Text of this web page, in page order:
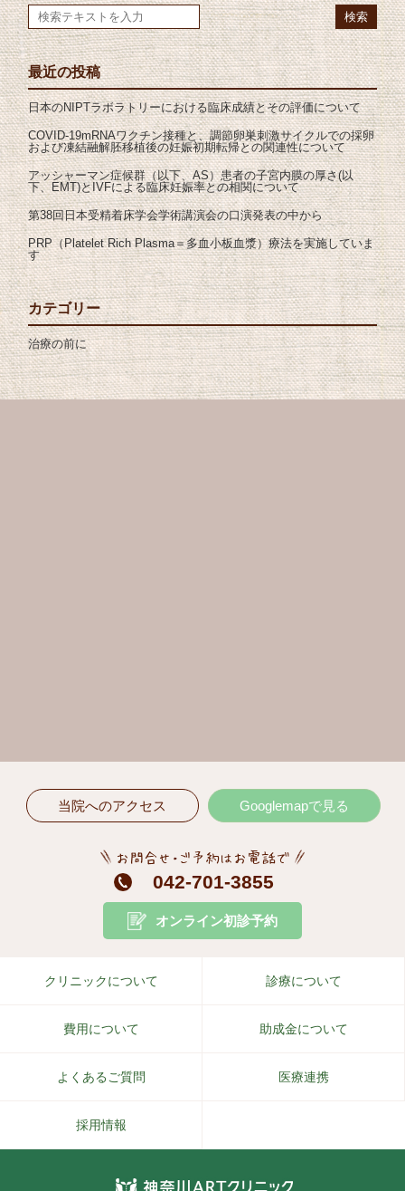
最近の投稿
日本のNIPTラボラトリーにおける臨床成績とその評価について
COVID-19mRNAワクチン接種と、調節卵巣刺激サイクルでの採卵
および凍結融解胚移植後の妊娠初期転帰との関連性について
アッシャーマン症候群（以下、AS）患者の子宮内膜の厚さ(以
下、EMT)とIVFによる臨床妊娠率との相関について
第38回日本受精着床学会学術講演会の口演発表の中から
PRP（Platelet Rich Plasma＝多血小板血漿）療法を実施していま
す
カテゴリー
治療の前に
当院へのアクセス Googlemapで見る
お問合せ・ご予約はお電話で
042-701-3855
オンライン初診予約
クリニックについて 診療について
費用について 助成金について
よくあるご質問 医療連携
採用情報